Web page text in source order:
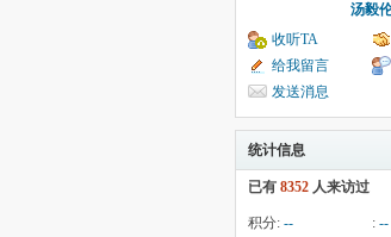
汤毅
收听TA
给我留言
发送消息
统计信息
已有 8352 人来访过
积分: -- : --